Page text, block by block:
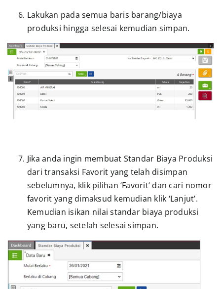
Lakukan pada semua baris barang/biaya
produksi hingga selesai kemudian simpan.
Jika anda ingin membuat Standar Biaya Produksi
dari transaksi Favorit yang telah disimpan
sebelumnya, klik pilihan ‘Favorit‘ dan cari nomor
favorit yang dimaksud kemudian klik ‘Lanjut’.
Kemudian isikan nilai standar biaya produksi
yang baru, setelah selesai simpan.